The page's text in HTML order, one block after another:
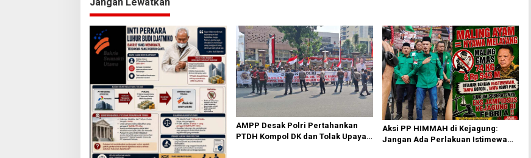
g
a
s
i
p
o
s
AMPP Desak Polri Pertahankan
PTDH Kompol DK dan Tolak Upaya
Aksi PP HIMMAH di Kejagung:
Jangan Ada Perlakuan Istimewa